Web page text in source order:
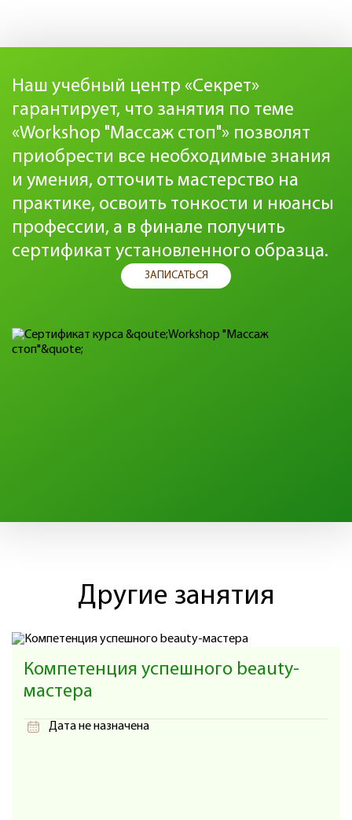
Наш учебный центр «Секрет»
гарантирует, что занятия по теме
«Workshop "Массаж стоп"» позволят
приобрести все необходимые знания
и умения, отточить мастерство на
практике, освоить тонкости и нюансы
профессии, а в финале получить
сертификат установленного образца.
ЗАПИСАТЬСЯ
Другие занятия
Компетенция успешного beauty-
мастера
Дата не назначена